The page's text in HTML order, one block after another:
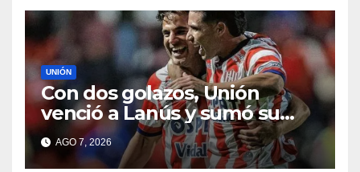
UNIÓN
Con dos golazos, Unión
venció a Lanús y sumó su
primer triunfo en el Clausura
AGO 7, 2026